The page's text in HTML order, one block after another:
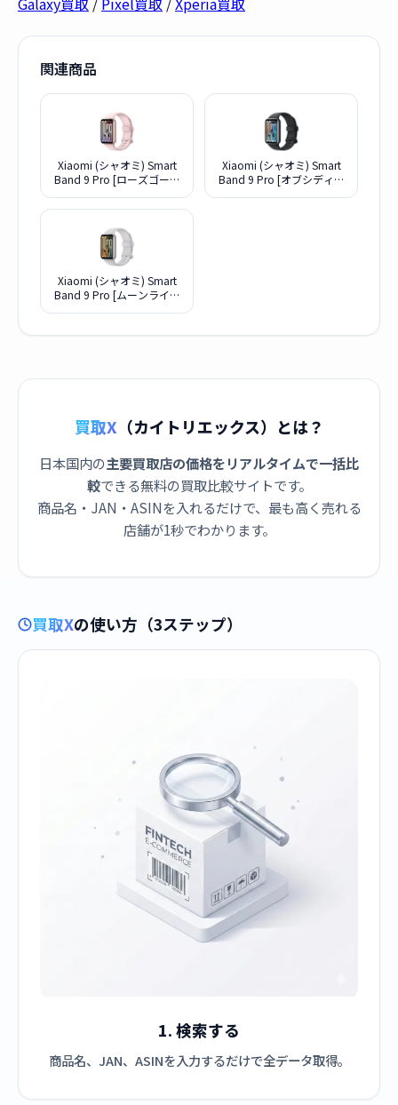
関連商品
Xiaomi (シャオミ) Smart
Band 9 Pro [ローズゴール
Xiaomi (シャオミ) Smart
Band 9 Pro [オブシディア
Xiaomi (シャオミ) Smart
Band 9 Pro [ムーンライト
買取X （カイトリエックス）とは？
日本国内の主要買取店の価格をリアルタイムで一括比
較できる無料の買取比較サイトです。
商品名・JAN・ASINを入れるだけで、最も高く売れる
店舗が1秒でわかります。
買取Xの使い方（3ステップ）
1. 検索する
商品名、JAN、ASINを入力するだけで全データ取得。